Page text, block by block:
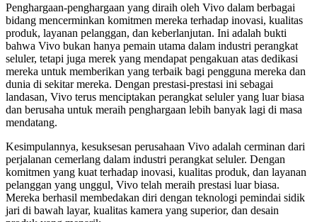
Penghargaan-penghargaan yang diraih oleh Vivo dalam berbagai
bidang mencerminkan komitmen mereka terhadap inovasi, kualitas
produk, layanan pelanggan, dan keberlanjutan. Ini adalah bukti
bahwa Vivo bukan hanya pemain utama dalam industri perangkat
seluler, tetapi juga merek yang mendapat pengakuan atas dedikasi
mereka untuk memberikan yang terbaik bagi pengguna mereka dan
dunia di sekitar mereka. Dengan prestasi-prestasi ini sebagai
landasan, Vivo terus menciptakan perangkat seluler yang luar biasa
dan berusaha untuk meraih penghargaan lebih banyak lagi di masa
mendatang.
Kesimpulannya, kesuksesan perusahaan Vivo adalah cerminan dari
perjalanan cemerlang dalam industri perangkat seluler. Dengan
komitmen yang kuat terhadap inovasi, kualitas produk, dan layanan
pelanggan yang unggul, Vivo telah meraih prestasi luar biasa.
Mereka berhasil membedakan diri dengan teknologi pemindai sidik
jari di bawah layar, kualitas kamera yang superior, dan desain